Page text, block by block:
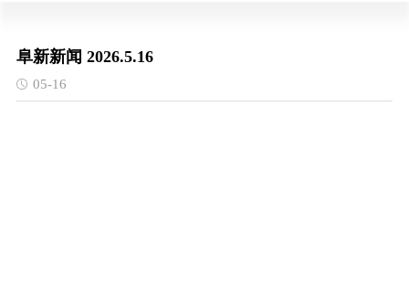
阜新新闻 2026.5.16
05-16